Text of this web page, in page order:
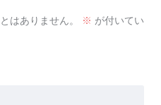
はありません。 ※ が付いてい